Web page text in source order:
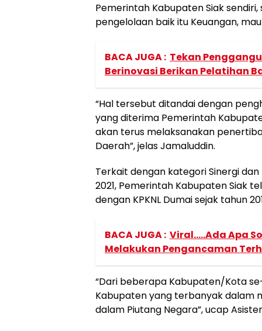
Pemerintah Kabupaten Siak
pengelolaan baik itu Keuangan,
BACA JUGA : Tekan
Berinovasi Berikan Pelatihan
“Hal tersebut ditandai dengan
yang diterima Pemerintah
akan terus melaksanakan
Daerah”, jelas Jamaluddin.
Terkait dengan kategori Sinergi
2021, Pemerintah Kabupaten Siak
dengan KPKNL Dumai sejak tahun
BACA JUGA : Viral.....Ada Apa
Melakukan Pengancaman
“Dari beberapa Kabupaten/Kota
Kabupaten yang terbanyak dalam
dalam Piutang Negara”, ucap